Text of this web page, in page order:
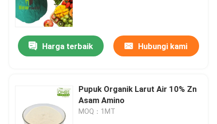
Pupuk Organik Nitrogen
Pupuk Kalium Humate
Bubuk Asam Fulvic
Harga terbaik Hubungi kami
Pupuk Organik Larut Air 10% Zn
Asam Amino
MOQ：1MT